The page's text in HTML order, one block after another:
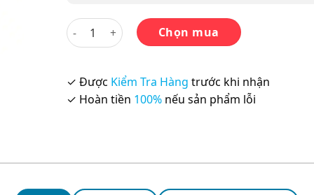
Ông Già Khốt Ta Bít số lượng
Chọn mua
✓ Được Kiểm Tra Hàng trước khi nhận
✓ Hoàn tiền 100% nếu sản phẩm lỗi